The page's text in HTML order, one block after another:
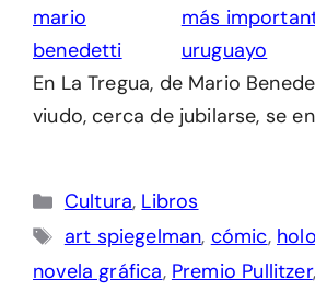
más
uruguayo
En La Tregua, de Mario
viudo, cerca de jubilarse, se
Categorías
Cultura, Libros
Etiquetas
art spiegelman, cómic,
novela gráfica, Premio Pullitzer